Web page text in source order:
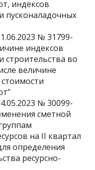
индексов
пусконаладочных
№ 31799-
индексов
строительства во
величине
№ 30099-
сметной
на II квартал
определения
ресурсно-